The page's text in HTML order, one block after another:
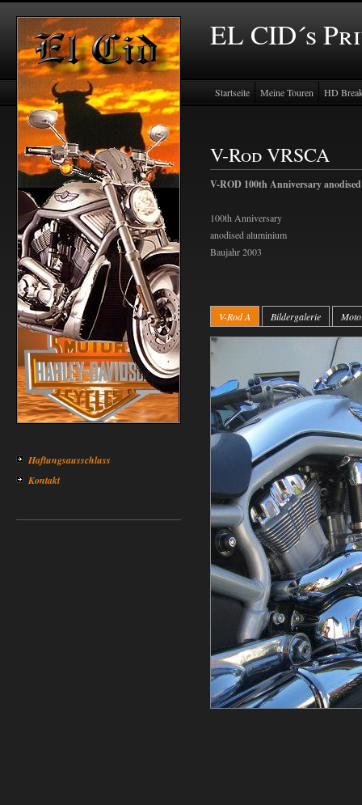
EL CID´s
Haftungsausschluss
Kontakt
Startseite Meine Touren HD
V-Rod VRSCA
V-ROD 100th Anniversary
100th Anniversary
anodised aluminium
Baujahr 2003
V-Rod A Bildergalerie